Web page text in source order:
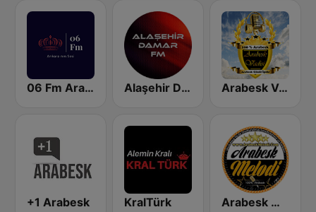
06 Fm Arabesk Alaşehir Damar FM Arabesk Vadisi
+1 Arabesk KralTürk Arabesk Melodi